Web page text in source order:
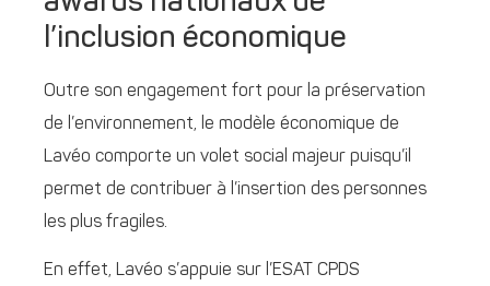
l’inclusion économique
Outre son engagement fort pour la préservation
de l’environnement, le modèle économique de
Lavéo comporte un volet social majeur puisqu’il
permet de contribuer à l’insertion des personnes
les plus fragiles.
En effet, Lavéo s’appuie sur l’ESAT CPDS